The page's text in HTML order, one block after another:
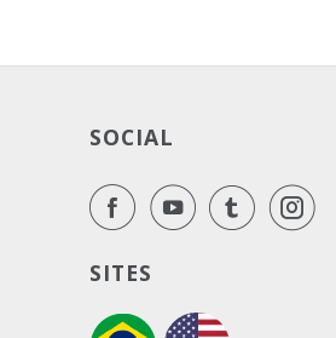
SOCIAL
SITES